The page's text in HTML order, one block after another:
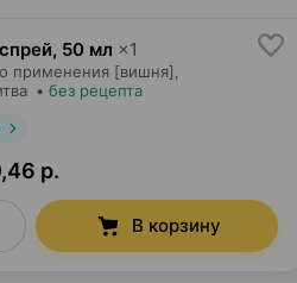
, 50 мл ×1
применения [вишня],
• без рецепта
р.
В корзину